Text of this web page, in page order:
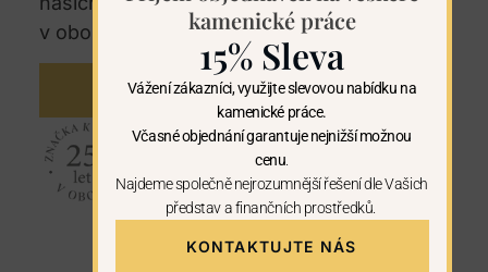
v oboru kamenictví.
KONTAKTUJTE NÁS
kamenické práce
15% Sleva
Vážení zákazníci, využijte slevovou nabídku na
kamenické práce.
Včasné objednání garantuje nejnižší možnou
cenu
Najdeme společně nejrozumnější řešení dle Vašich
představ a finančních prostředků.
KONTAKTUJTE NÁS